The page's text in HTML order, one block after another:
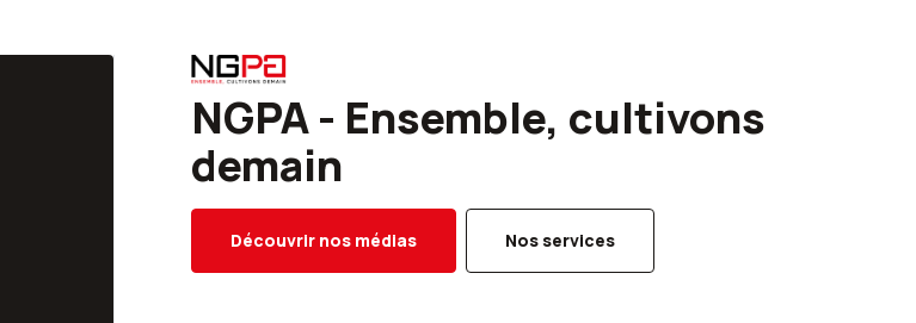
NGPA - Ensemble, cultivons
demain
Découvrir nos médias Nos services